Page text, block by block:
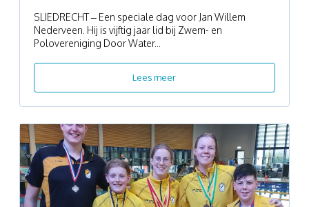
SLIEDRECHT – Een speciale dag voor Jan Willem
Nederveen. Hij is vijftig jaar lid bij Zwem- en
Polovereniging Door Water...
Lees meer